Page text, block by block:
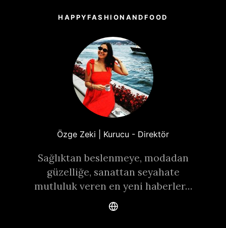
HAPPYFASHIONANDFOOD
Özge Zeki | Kurucu - Direktör
Sağlıktan beslenmeye, modadan
güzelliğe, sanattan seyahate
mutluluk veren en yeni haberler…